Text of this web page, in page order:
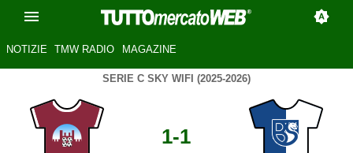
NOTIZIE TMW RADIO MAGAZINE
SERIE C SKY WIFI (2025-2026)
1-1